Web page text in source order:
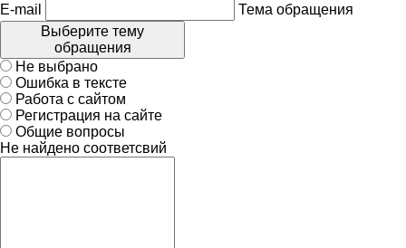
E-mail
Тема обращения
Выберите тему
обращения
Не выбрано
Ошибка в тексте
Работа с сайтом
Регистрация на сайте
Общие вопросы
Не найдено соответсвий